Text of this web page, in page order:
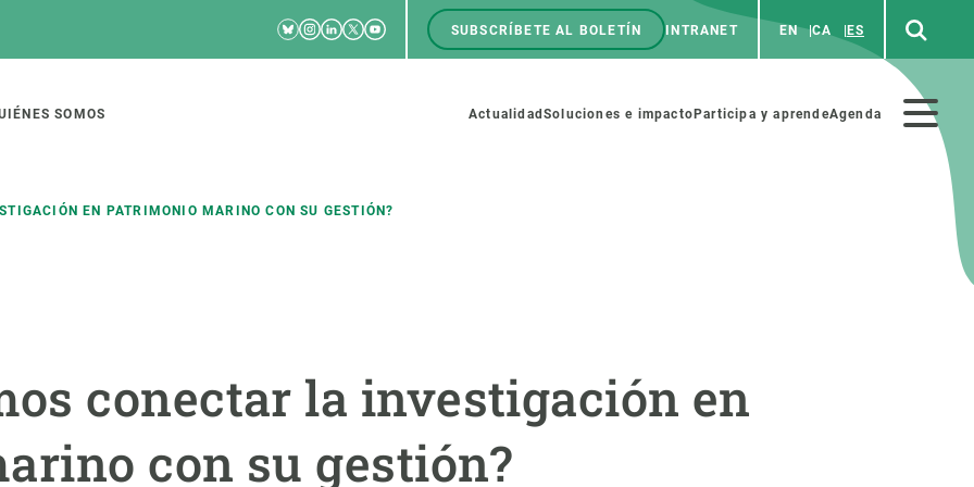
RRSS
Bluesky
Instagram
Linkedin
TwitterYoutube
Menú
top
SUBSCRÍBETE AL BOLETÍN INTRANET EN CA ES
SOMOS
Menú
Actualidad Soluciones e impacto Participa y aprendeAgenda
EN PATRIMONIO MARINO CON SU GESTIÓN?
conectar la investigación en
con su gestión?
de ecosistemas
Soluciones
Política y gestión
Estrategia de Recursos Humanos
Oportunidades académicas
Pide tu MSCA-PF
Haz ciencia con nosotros